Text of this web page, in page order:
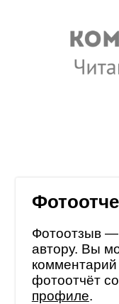
Фотоотзыв —
автору. Вы
комментарий
фотоотчёт
профиле.